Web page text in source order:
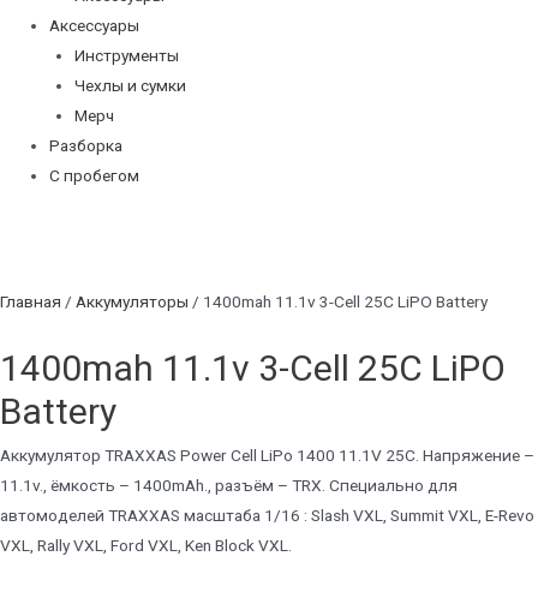
Аксессуары
Инструменты
Чехлы и сумки
Мерч
Разборка
С пробегом
Главная / Аккумуляторы / 1400mah 11.1v 3-Cell 25C LiPO Battery
1400mah 11.1v 3-Cell 25C LiPO
Battery
Аккумулятор TRAXXAS Power Cell LiPo 1400 11.1V 25C. Напряжение –
11.1v., ёмкость – 1400mAh., разъём – TRX. Специально для
автомоделей TRAXXAS масштаба 1/16 : Slash VXL, Summit VXL, E-Revo
VXL, Rally VXL, Ford VXL, Ken Block VXL.